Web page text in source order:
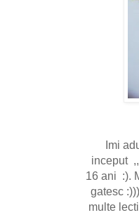
Imi
inceput
16 ani :).
gatesc
multe